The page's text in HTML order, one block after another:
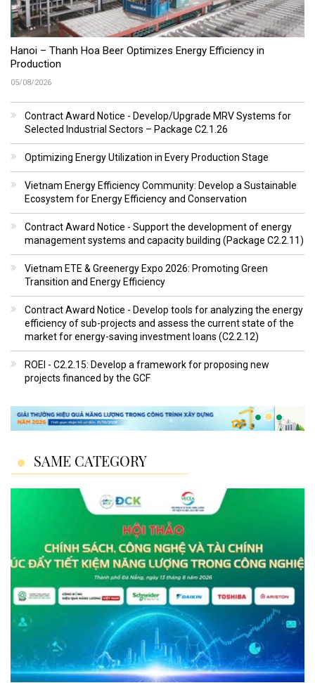
Hanoi – Thanh Hoa Beer Optimizes Energy Efficiency in
Production
05/08/2026
Contract Award Notice - Develop/Upgrade MRV Systems for
Selected Industrial Sectors – Package C2.1.26
Optimizing Energy Utilization in Every Production Stage
Vietnam Energy Efficiency Community: Develop a Sustainable
Ecosystem for Energy Efficiency and Conservation
Contract Award Notice - Support the development of energy
management systems and capacity building (Package C2.2.11)
Vietnam ETE & Greenergy Expo 2026: Promoting Green
Transition and Energy Efficiency
Contract Award Notice - Develop tools for analyzing the energy
efficiency of sub-projects and assess the current state of the
market for energy-saving investment loans (C2.2.12)
ROEI - C2.2.15: Develop a framework for proposing new
projects financed by the GCF
SAME CATEGORY